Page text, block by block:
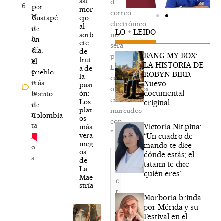
6
N
o
h
a
y
c
o
m
e
n
ta
ri
o
s
por
Guatapé
de
un
día,
el
pueblo
más
bonito
de
Colombia
mor
ejo
al
sorb
ete
de
frut
a de
la
pasi
ón:
Los
plat
os
más
vera
nieg
os
de
La
Mae
stría
de
correo
electrónico
no
será
publicada.
Los
campos
obligatorios
están
marcados
con
*
Escribe
aquí...
LO + LEIDO
BANG MY BOX:
LA HISTORIA DE
ROBYN BIRD.
Nuevo
documental
original
Victoria Nitipina:
“Un cuadro de
mando te dice
dónde estás; el
tatami te dice
quién eres”
Morboria brinda
por Mérida y su
Festival en el